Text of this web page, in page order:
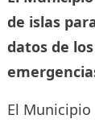
de islas
datos de
El